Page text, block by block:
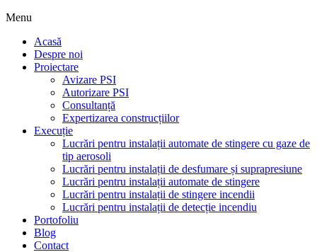
Menu
Acasă
Despre noi
Proiectare
Avizare PSI
Autorizare PSI
Consultanță
Expertizarea construcțiilor
Execuție
Lucrări pentru instalații automate de stingere cu gaze de
tip aerosoli
Lucrări pentru instalații de desfumare și suprapresiune
Lucrări pentru instalații automate de stingere
Lucrări pentru instalații de stingere incendii
Lucrări pentru instalații de detecție incendiu
Portofoliu
Blog
Contact